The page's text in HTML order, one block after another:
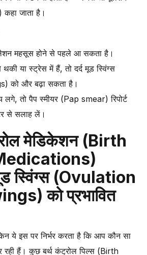
जाता है।
महसूस होने से पहले आ सकता है।
या स्ट्रेस में हैं, तो दर्द मूड स्विंग्स
को और बढ़ा सकता है।
लगे, तो पैप स्मीयर (Pap smear) रिपोर्ट
से सलाह लें।
मेडिकेशन (Birth
स्विंग्स (Ovulation
को प्रभावित
ये इस पर निर्भर करता है कि आप कौन सा
रही हैं। कुछ बर्थ कंट्रोल पिल्स (Birth